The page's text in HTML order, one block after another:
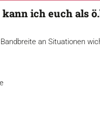
ich euch als
an Situationen